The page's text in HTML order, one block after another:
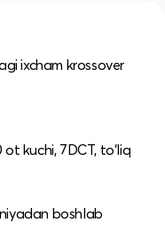
ixcham krossover
ot kuchi, 7DCT, to‘liq
boshlab